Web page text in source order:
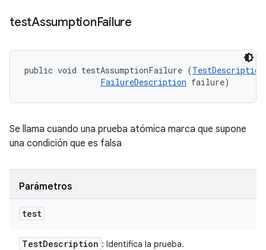
testAssumptionFailure
public void testAssumptionFailure (TestDescription
FailureDescription failure)
Se llama cuando una prueba atómica marca que supone
una condición que es falsa
Parámetros
test
TestDescription : Identifica la prueba.